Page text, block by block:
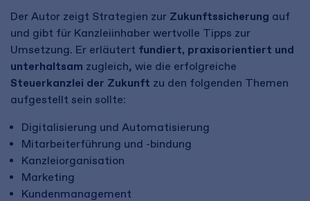
Der Autor zeigt Strategien zur Zukunftssicherung auf
und gibt für Kanzleiinhaber wertvolle Tipps zur
Umsetzung. Er erläutert fundiert, praxisorientiert und
unterhaltsam zugleich, wie die erfolgreiche
Steuerkanzlei der Zukunft zu den folgenden Themen
aufgestellt sein sollte:
Digitalisierung und Automatisierung
Mitarbeiterführung und -bindung
Kanzleiorganisation
Marketing
Kundenmanagement